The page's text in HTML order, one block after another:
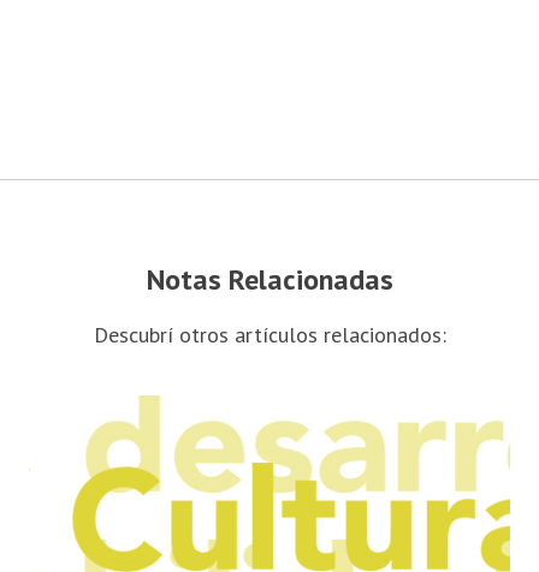
Notas Relacionadas
Descubrí otros artículos relacionados: